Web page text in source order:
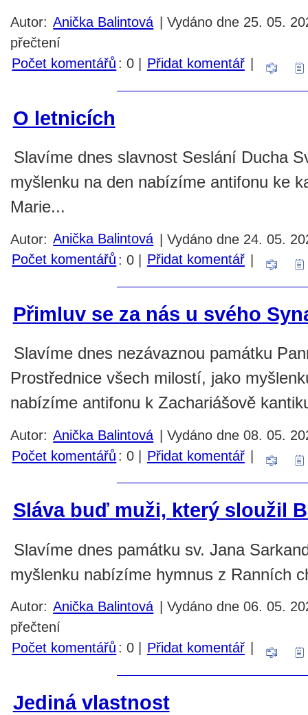
Autor: Anička Balintová | Vydáno dne 25. 05.
přečtení
Počet komentářů : 0 | Přidat komentář |
O letnicích
Slavíme dnes slavnost Seslání Ducha
myšlenku na den nabízíme antifonu ke
Marie...
Autor: Anička Balintová | Vydáno dne 24. 05.
Počet komentářů : 0 | Přidat komentář |
Přimluv se za nás u svého
Slavíme dnes nezávaznou památku
Prostřednice všech milostí, jako
nabízíme antifonu k Zachariášově
Autor: Anička Balintová | Vydáno dne 08. 05.
Počet komentářů : 0 | Přidat komentář |
Sláva buď muži, který sloužil
Slavíme dnes památku sv. Jana
myšlenku nabízíme hymnus z Ranních
Autor: Anička Balintová | Vydáno dne 06. 05.
přečtení
Počet komentářů : 0 | Přidat komentář |
Jediná vlastnost